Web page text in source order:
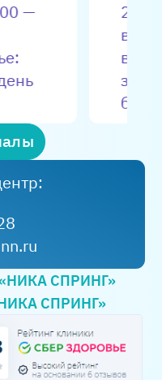
—
—
—
—
СПРИНГ»
СПРИНГ»